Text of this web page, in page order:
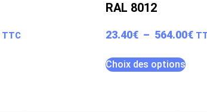
TTC
RAL 8012
23.40€ – 564.00€
Choix des options